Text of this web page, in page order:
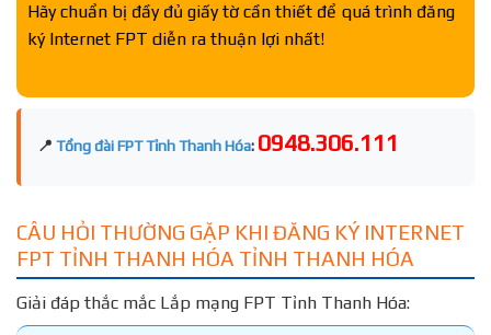
Hãy chuẩn bị đầy đủ giấy tờ cần thiết để quá trình đăng
ký Internet FPT diễn ra thuận lợi nhất!
📍 Tổng đài FPT Tỉnh Thanh Hóa: 0948.306.111
CÂU HỎI THƯỜNG GẶP KHI ĐĂNG KÝ INTERNET
FPT TỈNH THANH HÓA TỈNH THANH HÓA
Giải đáp thắc mắc Lắp mạng FPT Tỉnh Thanh Hóa: